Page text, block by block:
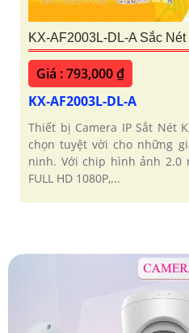
KX-AF2003L-DL-A Sắc
Giá : 793,000 ₫
KX-AF2003L-DL-A
Thiết bị Camera IP Sắt Nét
chọn tuyệt vời cho những
ninh. Với chip hình ảnh 2.0
FULL HD 1080P,...